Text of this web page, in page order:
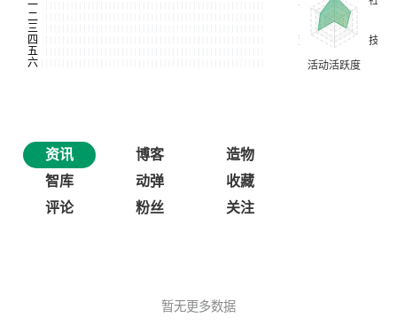
资讯 博客
造物
智库
动弹
收藏
评论
粉丝 关注
暂无更多数据